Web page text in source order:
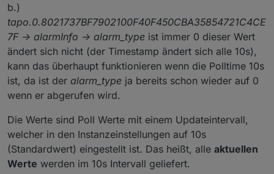
b.)
tapo.0.8021737BF7902100F40F450CBA35854721C4CE
7F -> alarmInfo -> alarm_type ist immer 0 dieser Wert
ändert sich nicht (der Timestamp ändert sich alle 10s),
kann das überhaupt funktionieren wenn die Polltime 10s
ist, da ist der alarm_type ja bereits schon wieder auf 0
wenn er abgerufen wird.
Die Werte sind Poll Werte mit einem Updateintervall,
welcher in den Instanzeinstellungen auf 10s
(Standardwert) eingestellt ist. Das heißt, alle aktuellen
Werte werden im 10s Intervall geliefert.